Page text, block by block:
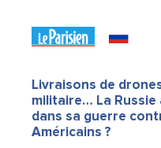
Livraisons de
militaire… La Russie
dans sa guerre
Américains ?